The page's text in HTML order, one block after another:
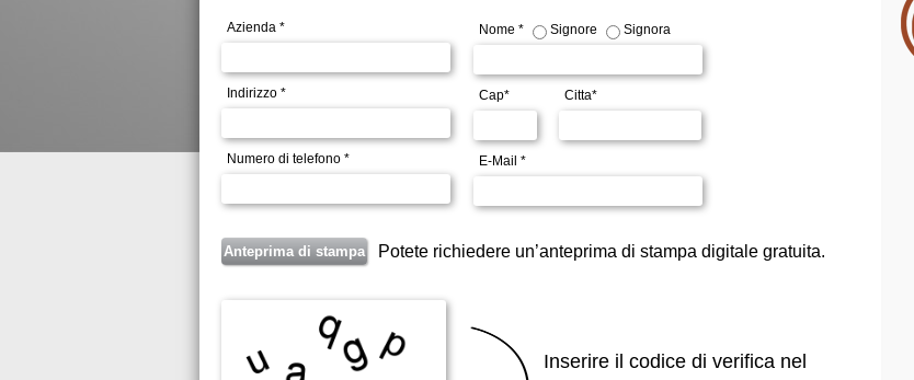
Azienda *
Indirizzo *
Numero di telefono *
Nome * Signore Signora
Cap* Citta*
E-Mail *
Potete richiedere un’anteprima di stampa digitale gratuita.
Inserire il codice di verifica nel